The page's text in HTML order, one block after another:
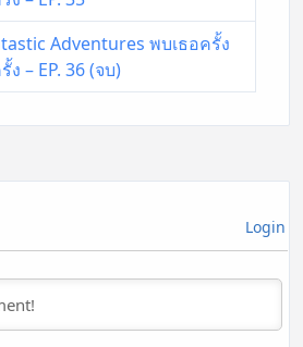
Adventures พบเธอครั้ง
– EP. 36 (จบ)
Login